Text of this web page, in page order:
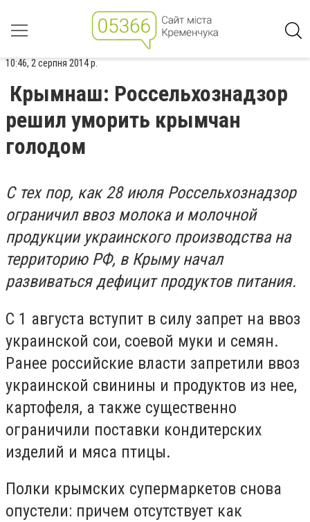
10:46, 2 серпня 2014 р.
Крымнаш: Россельхознадзор
решил уморить крымчан
голодом
С тех пор, как 28 июля Россельхознадзор
ограничил ввоз молока и молочной
продукции украинского производства на
территорию РФ, в Крыму начал
развиваться дефицит продуктов питания.
С 1 августа вступит в силу запрет на ввоз
украинской сои, соевой муки и семян.
Ранее российские власти запретили ввоз
украинской свинины и продуктов из нее,
картофеля, а также существенно
ограничили поставки кондитерских
изделий и мяса птицы.
Полки крымских супермаркетов снова
опустели: причем отсутствует как